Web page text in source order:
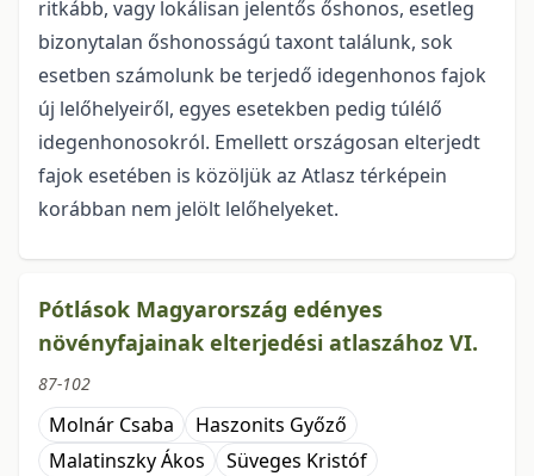
ritkább, vagy lokálisan jelentős őshonos, esetleg
bi­zonytalan őshonosságú taxont találunk, sok
esetben számolunk be terjedő idegenhonos fajok
új le­lő­he­lye­i­ről, egyes esetekben pedig túlélő
idegenhonosokról. Emellett országosan elterjedt
fajok esetében is kö­zöl­jük az Atlasz térképein
korábban nem jelölt lelőhelyeket.
Pótlások Magyarország edényes
növényfajainak elterjedési atlaszához VI.
87-102
Molnár Csaba
Haszonits Győző
Malatinszky Ákos
Süveges Kristóf